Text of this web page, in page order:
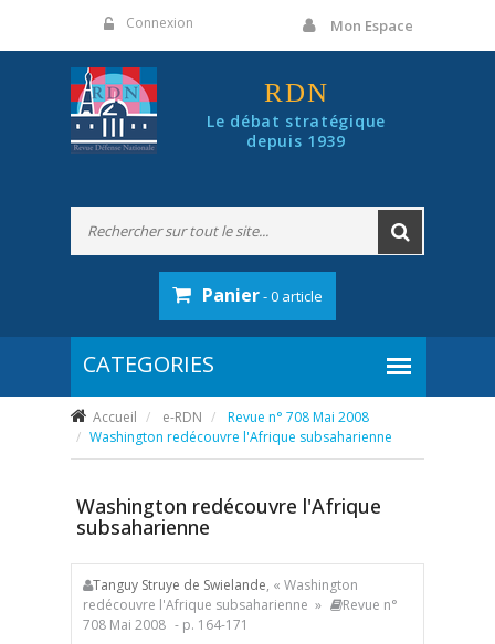
Connexion Mon Espace
RDN
Le débat stratégique
depuis 1939
Panier- 0 article
Accueil e-RDN
Revue n° 708 Mai 2008
Washington redécouvre l'Afrique subsaharienne
Washington redécouvre l'Afrique
subsaharienne
Tanguy Struye de Swielande, « Washington
redécouvre l'Afrique subsaharienne »
Revue n°
708 Mai 2008 - p. 164-171